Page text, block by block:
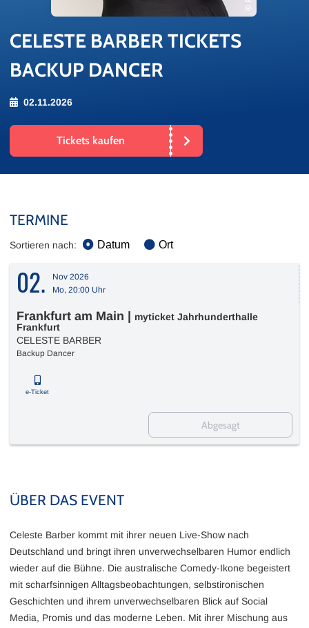
CE­LES­TE BAR­BER TI­CKETS
BACKUP DANCER
02.11.2026
Tickets kaufen
TERMINE
Sortieren nach: Datum Ort
02.
Nov 2026
Mo, 20:00 Uhr
Frankfurt am Main
myticket Jahrhunderthalle
Frankfurt
CELESTE BARBER
Backup Dancer
e-Ticket
Abgesagt
ÜBER DAS EVENT
Celeste Barber kommt mit ihrer neuen Live-Show nach
Deutschland und bringt ihren unverwechselbaren Humor endlich
wieder auf die Bühne. Die australische Comedy-Ikone begeistert
mit scharfsinnigen Alltagsbeobachtungen, selbstironischen
Geschichten und ihrem unverwechselbaren Blick auf Social
Media, Promis und das moderne Leben. Mit ihrer Mischung aus